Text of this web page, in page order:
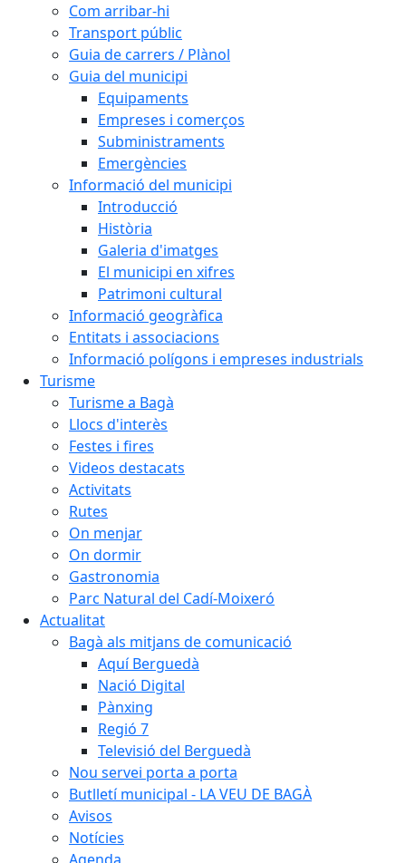
Com arribar-hi
Transport públic
Guia de carrers / Plànol
Guia del municipi
Equipaments
Empreses i comerços
Subministraments
Emergències
Informació del municipi
Introducció
Història
Galeria d'imatges
El municipi en xifres
Patrimoni cultural
Informació geogràfica
Entitats i associacions
Informació polígons i empreses industrials
Turisme
Turisme a Bagà
Llocs d'interès
Festes i fires
Videos destacats
Activitats
Rutes
On menjar
On dormir
Gastronomia
Parc Natural del Cadí-Moixeró
Actualitat
Bagà als mitjans de comunicació
Aquí Berguedà
Nació Digital
Pànxing
Regió 7
Televisió del Berguedà
Nou servei porta a porta
Butlletí municipal - LA VEU DE BAGÀ
Avisos
Notícies